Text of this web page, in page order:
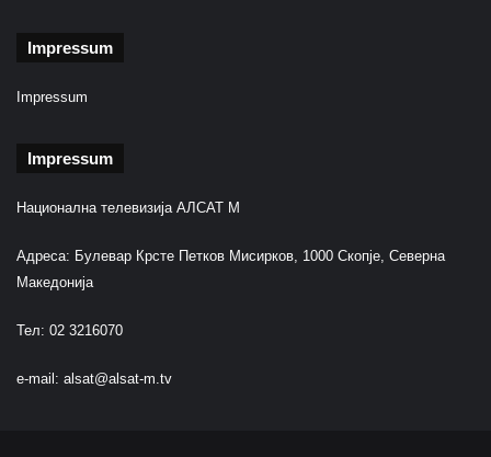
Impressum
Impressum
Impressum
Национална телевизија АЛСАТ М
Адреса: Булевар Крсте Петков Мисирков, 1000 Скопје, Северна
Македонија
Тел: 02 3216070
e-mail: alsat@alsat-m.tv